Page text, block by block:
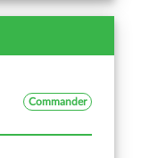
Commander